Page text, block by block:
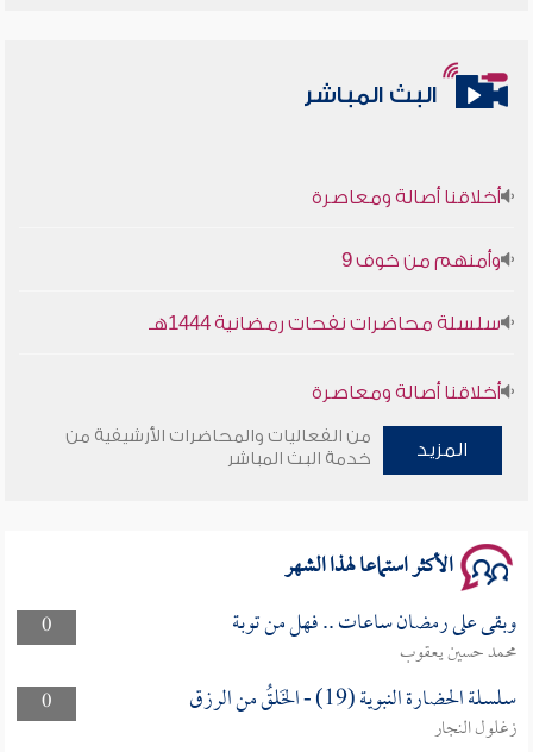
البث المباشر
أخلاقنا أصالة ومعاصرة
وأمنهم من خوف 9
سلسلة محاضرات نفحات رمضانية 1444هـ
أخلاقنا أصالة ومعاصرة
وأمنهم من خوف 9
المزيد
من الفعاليات والمحاضرات الأرشيفية من
خدمة البث المباشر
الأكثر استماعا لهذا الشهر
0 وبقى على رمضان ساعات .. فهل من توبة
محمد حسين يعقوب
0
سلسلة الحضارة النبوية (19) - الخَلقُ من الرزق
زغلول النجار